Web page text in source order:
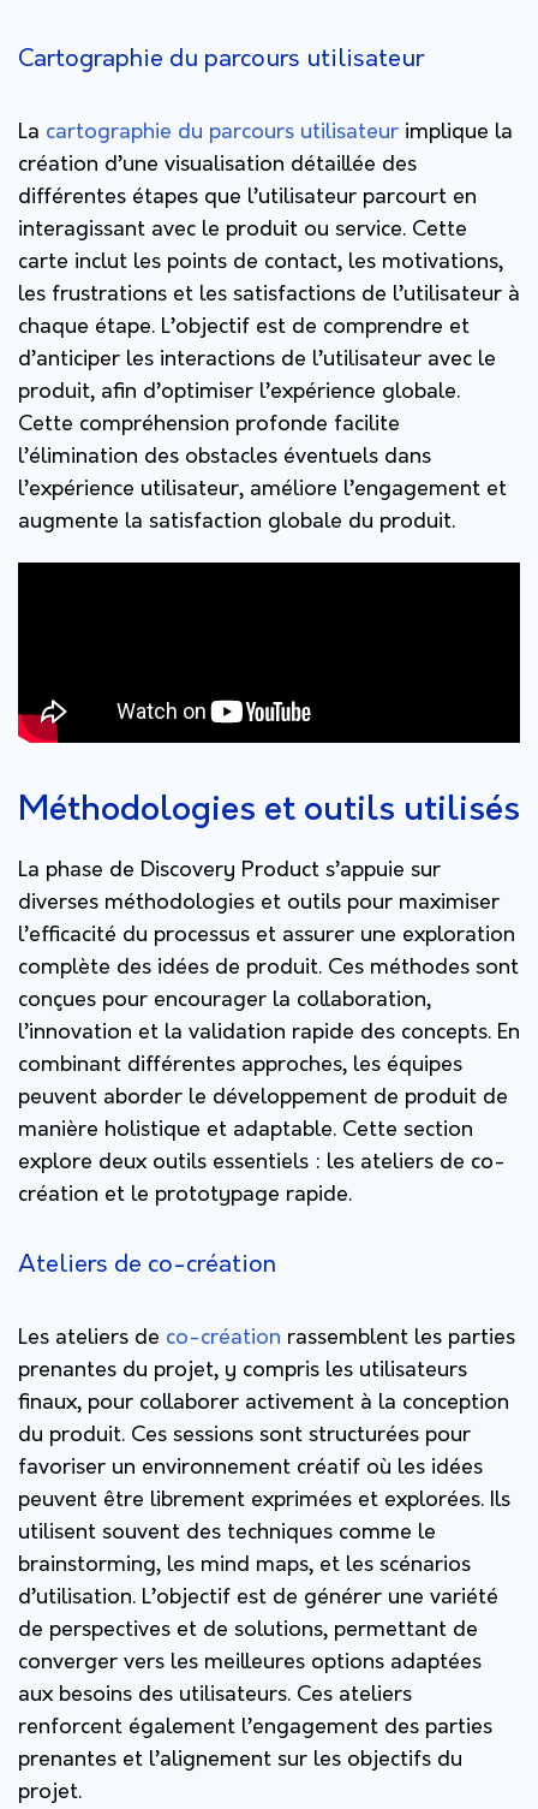
Cartographie du parcours utilisateur
La cartographie du parcours utilisateur implique la
création d’une visualisation détaillée des
différentes étapes que l’utilisateur parcourt en
interagissant avec le produit ou service. Cette
carte inclut les points de contact, les motivations,
les frustrations et les satisfactions de l’utilisateur à
chaque étape. L’objectif est de comprendre et
d’anticiper les interactions de l’utilisateur avec le
produit, afin d’optimiser l’expérience globale.
Cette compréhension profonde facilite
l’élimination des obstacles éventuels dans
l’expérience utilisateur, améliore l’engagement et
augmente la satisfaction globale du produit.
Méthodologies et outils utilisés
La phase de Discovery Product s’appuie sur
diverses méthodologies et outils pour maximiser
l’efficacité du processus et assurer une exploration
complète des idées de produit. Ces méthodes sont
conçues pour encourager la collaboration,
l’innovation et la validation rapide des concepts. En
combinant différentes approches, les équipes
peuvent aborder le développement de produit de
manière holistique et adaptable. Cette section
explore deux outils essentiels : les ateliers de co-
création et le prototypage rapide.
Ateliers de co-création
Les ateliers de co-création rassemblent les parties
prenantes du projet, y compris les utilisateurs
finaux, pour collaborer activement à la conception
du produit. Ces sessions sont structurées pour
favoriser un environnement créatif où les idées
peuvent être librement exprimées et explorées. Ils
utilisent souvent des techniques comme le
brainstorming, les mind maps, et les scénarios
d’utilisation. L’objectif est de générer une variété
de perspectives et de solutions, permettant de
converger vers les meilleures options adaptées
aux besoins des utilisateurs. Ces ateliers
renforcent également l’engagement des parties
prenantes et l’alignement sur les objectifs du
projet.